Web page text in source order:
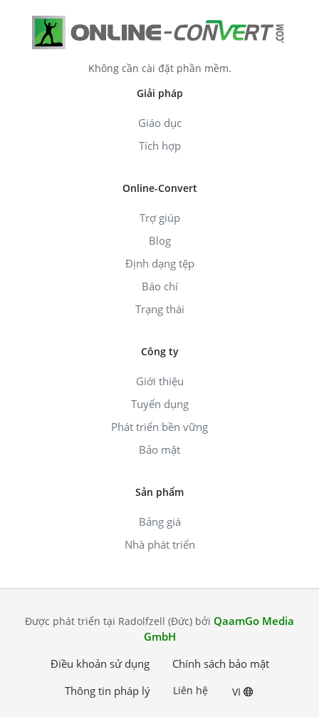
Không cần cài đặt phần mềm.
Giải pháp
Giáo dục
Tích hợp
Online-Convert
Trợ giúp
Blog
Định dạng tệp
Báo chí
Trạng thái
Công ty
Giới thiệu
Tuyển dụng
Phát triển bền vững
Bảo mật
Sản phẩm
Bảng giá
Nhà phát triển
Được phát triển tại Radolfzell (Đức) bởi QaamGo Media
GmbH
Điều khoản sử dụng
Chính sách bảo mật
Thông tin pháp lý
Liên hệ VI